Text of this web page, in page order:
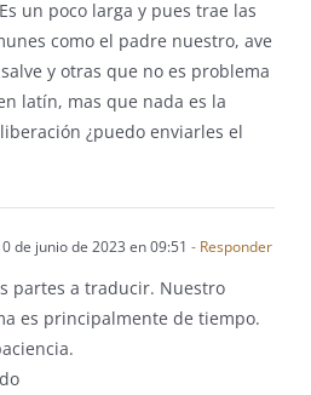
un poco larga y pues trae las
como el padre nuestro, ave
y otras que no es problema
latín, mas que nada es la
¿puedo enviarles el
de junio de 2023 en 09:51 - Responder
partes a traducir. Nuestro
es principalmente de tiempo.